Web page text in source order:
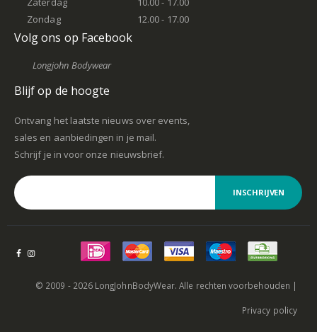
Zondag
12.00 - 17.00
Volg ons op Facebook
Longjohn Bodywear
Blijf op de hoogte
Ontvang het laatste nieuws over events,
sales en aanbiedingen in je mail.
Schrijf je in voor onze nieuwsbrief.
INSCHRIJVEN
© 2009 - 2026 LongJohnBodyWear. Alle rechten voorbehouden |
Privacy policy